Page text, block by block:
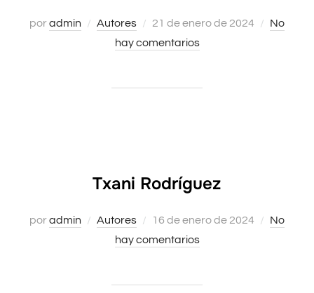
poradmin Autores
Publicado
el
21 de enero de 2024
No
hay comentarios
Txani Rodríguez
poradmin Autores
Publicado
el
16 de enero de 2024
No
hay comentarios